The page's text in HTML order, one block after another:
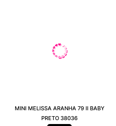
MINI MELISSA ARANHA 79 II BABY
PRETO 38036